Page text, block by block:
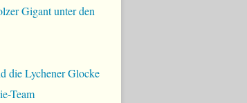
Gigant unter den
die Lychener Glocke
Team